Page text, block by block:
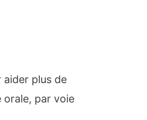
aider plus de
par voie